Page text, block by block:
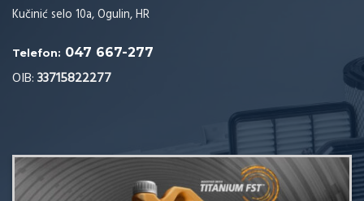
Kučinić selo 10a, Ogulin, HR
Telefon: 047 667-277
OIB:33715822277